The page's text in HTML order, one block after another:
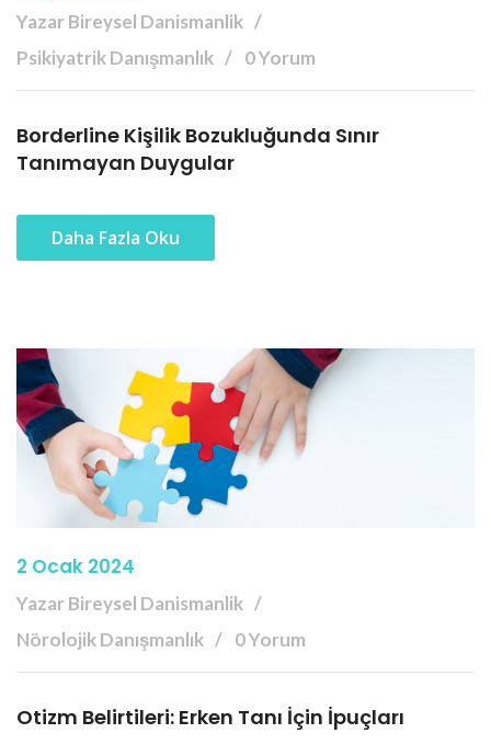
Yazar Bireysel Danismanlik
Psikiyatrik Danışmanlık
0 Yorum
Borderline Kişilik Bozukluğunda Sınır
Tanımayan Duygular
Daha Fazla Oku
2 Ocak 2024
Yazar Bireysel Danismanlik
Nörolojik Danışmanlık
0 Yorum
Otizm Belirtileri: Erken Tanı İçin İpuçları